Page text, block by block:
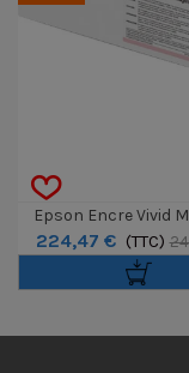
Epson Encre Vivid
Clair T55K600
HDX/HD 700ml
224,47 € (TTC)